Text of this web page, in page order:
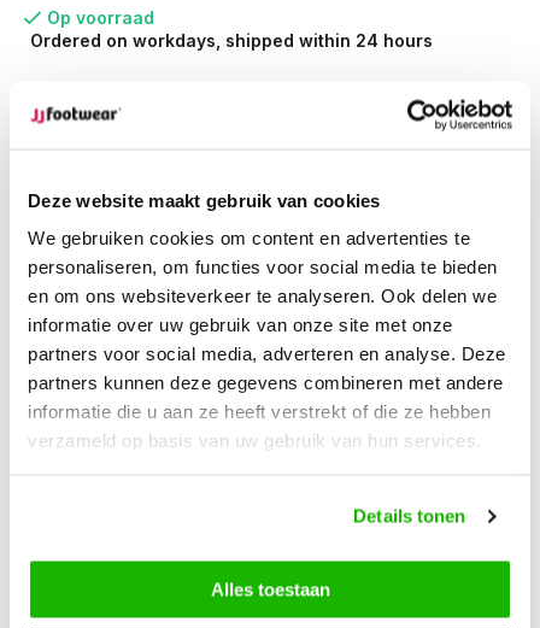
Deze website maakt gebruik van cookies
We gebruiken cookies om content en advertenties te
personaliseren, om functies voor social media te bieden
en om ons websiteverkeer te analyseren. Ook delen we
informatie over uw gebruik van onze site met onze
partners voor social media, adverteren en analyse. Deze
partners kunnen deze gegevens combineren met andere
informatie die u aan ze heeft verstrekt of die ze hebben
verzameld op basis van uw gebruik van hun services.
Details tonen
Alles toestaan
Op voorraad
Ordered on workdays, shipped within 24 hours
shipped the
same day
1500+ models in stock
Description
Akins - Black
Akins is a black, wide-calf leather boot featuring a rubber
Can we help?